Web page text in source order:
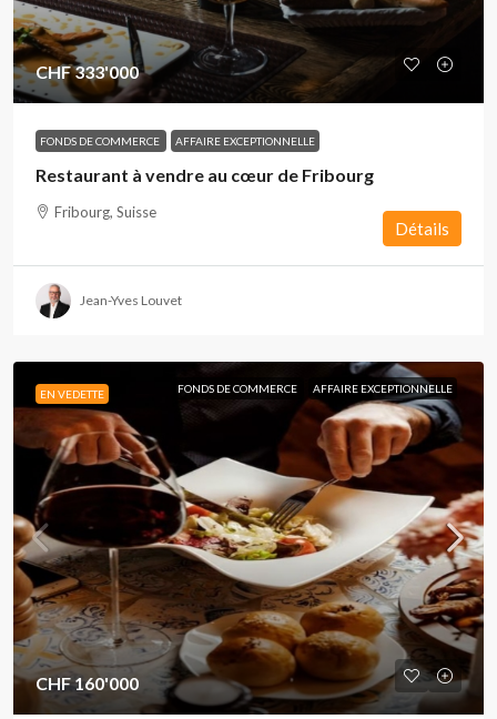
CHF 333'000
FONDS DE COMMERCE AFFAIRE EXCEPTIONNELLE
Restaurant à vendre au cœur de Fribourg
Fribourg, Suisse
Détails
Jean-Yves Louvet
EN VEDETTE FONDS DE COMMERCE AFFAIRE EXCEPTIONNELLE
CHF 160'000